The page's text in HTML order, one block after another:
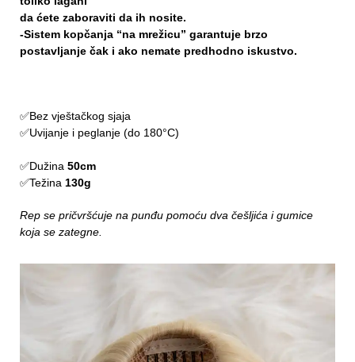
da ćete zaboraviti da ih nosite.
-Sistem kopčanja “na mrežicu” garantuje brzo
postavljanje čak i ako nemate predhodno iskustvo.
✅Bez vještačkog sjaja
✅Uvijanje i peglanje (do 180°C)
✅Dužina 50cm
✅Težina 130g
Rep se pričvršćuje na punđu pomoću dva češljića i gumice
koja se zategne.